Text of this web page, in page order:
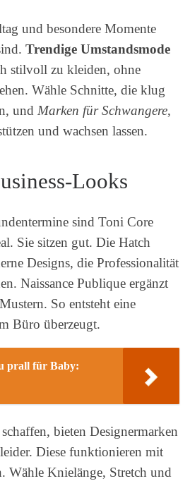
und besondere Momente
Trendige Umstandsmode
stilvoll zu kleiden, ohne
Wähle Schnitte, die klug
und Marken für Schwangere,
und wachsen lassen.
Looks
sind Toni Core
Sie sitzen gut. Die Hatch
Designs, die Professionalität
Naissance Publique ergänzt
So entsteht eine
Büro überzeugt.
prall für Baby:
bieten Designermarken
Diese funktionieren mit
Wähle Knielänge, Stretch und